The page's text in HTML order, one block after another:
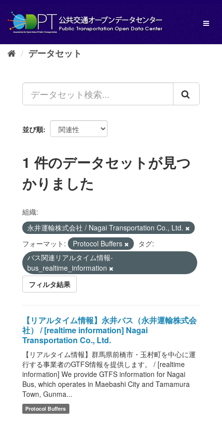
し
データセット
並び順
1 件のデータセットが見つ
かりました
組織:
永井運輸株式会社 / Nagai Transportation Co., Ltd.
フォーマット:
Protocol Buffers
タグ:
バス関連リアルタイム情報-
bus_realtime_information
フィルタ結果
【リアルタイム情報】永井バス（永井運輸株式会
社） / [realtime information] Nagai
Transportation Co., Ltd.
【リアルタイム情報】群馬県前橋市・玉村町を中心に運
行する事業者のGTFS情報を提供します。 / [realtime
information] We provide GTFS information for Nagai
Bus, which operates in Maebashi City and Tamamura
Town, Gunma...
Protocol Buffers